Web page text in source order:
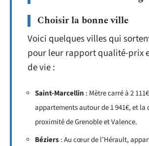
Choisir la bonne ville
Voici quelques villes qui
pour leur rapport qualité-prix
de vie :
Saint-Marcellin : Mètre carré à 2
appartements autour de 1 941€, et la
proximité de Grenoble et Valence.
Béziers: Au cœur de l’Hérault,